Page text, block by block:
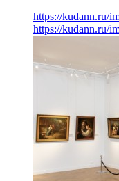
https://kudann.ru/
https://kudann.ru/